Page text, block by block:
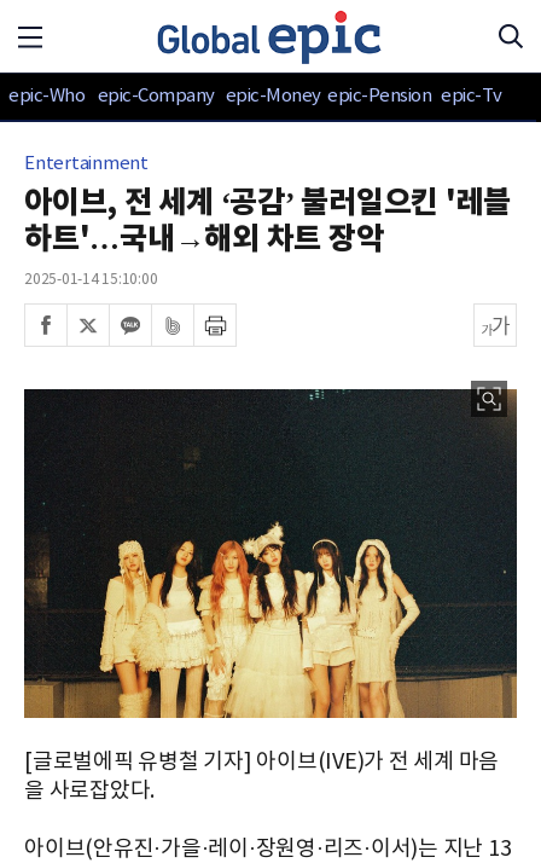
epic-Who epic-Company epic-Money epic-Pension epic-Tv
Entertainment
아이브, 전 세계 ‘공감’ 불러일으킨 '레블
하트'…국내→해외 차트 장악
2025-01-14 15:10:00
[글로벌에픽 유병철 기자] 아이브(IVE)가 전 세계 마음
을 사로잡았다.
아이브(안유진·가을·레이·장원영·리즈·이서)는 지난 13